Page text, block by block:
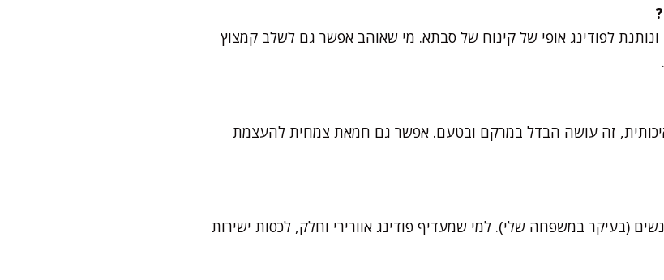
לפודינג אופי של קינוח של סבתא. מי שאוהב אפשר גם לשלב קמצוץ
זה עושה הבדל במרקם ובטעם. אפשר גם חמאת צמחית להעצמת
(בעיקר במשפחה שלי). למי שמעדיף פודינג אוורירי וחלק, לכסות ישירות